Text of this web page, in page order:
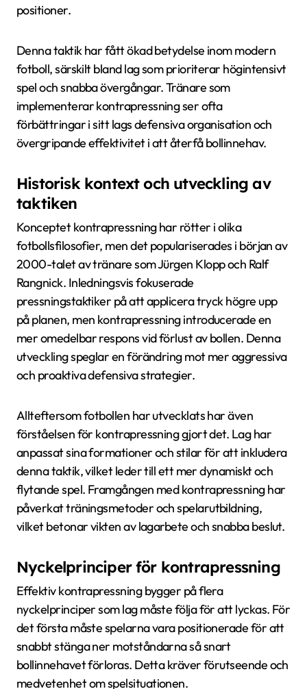
positioner.
Denna taktik har fått ökad betydelse inom modern
fotboll, särskilt bland lag som prioriterar högintensivt
spel och snabba övergångar. Tränare som
implementerar kontrapressning ser ofta
förbättringar i sitt lags defensiva organisation och
övergripande effektivitet i att återfå bollinnehav.
Historisk kontext och utveckling av
taktiken
Konceptet kontrapressning har rötter i olika
fotbollsfilosofier, men det populariserades i början av
2000-talet av tränare som Jürgen Klopp och Ralf
Rangnick. Inledningsvis fokuserade
pressningstaktiker på att applicera tryck högre upp
på planen, men kontrapressning introducerade en
mer omedelbar respons vid förlust av bollen. Denna
utveckling speglar en förändring mot mer aggressiva
och proaktiva defensiva strategier.
Allteftersom fotbollen har utvecklats har även
förståelsen för kontrapressning gjort det. Lag har
anpassat sina formationer och stilar för att inkludera
denna taktik, vilket leder till ett mer dynamiskt och
flytande spel. Framgången med kontrapressning har
påverkat träningsmetoder och spelarutbildning,
vilket betonar vikten av lagarbete och snabba beslut.
Nyckelprinciper för kontrapressning
Effektiv kontrapressning bygger på flera
nyckelprinciper som lag måste följa för att lyckas. För
det första måste spelarna vara positionerade för att
snabbt stänga ner motståndarna så snart
bollinnehavet förloras. Detta kräver förutseende och
medvetenhet om spelsituationen.